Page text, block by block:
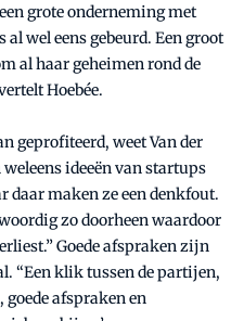
grote onderneming met
wel eens gebeurd. Een groot
al haar geheimen rond de
Hoebée.
geprofiteerd, weet Van der
ideeën van startups
daar maken ze een denkfout.
zo doorheen waardoor
Goede afspraken zijn
“Een klik tussen de partijen,
afspraken en